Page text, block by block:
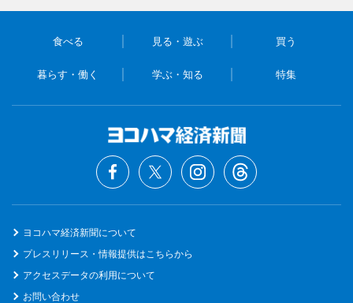
食べる 見る・遊ぶ 買う
暮らす・働く 学ぶ・知る 特集
ヨコハマ経済新聞について
プレスリリース・情報提供はこちらから
アクセスデータの利用について
お問い合わせ